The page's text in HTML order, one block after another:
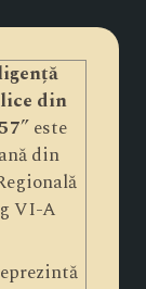
din
” este
din
VI-A